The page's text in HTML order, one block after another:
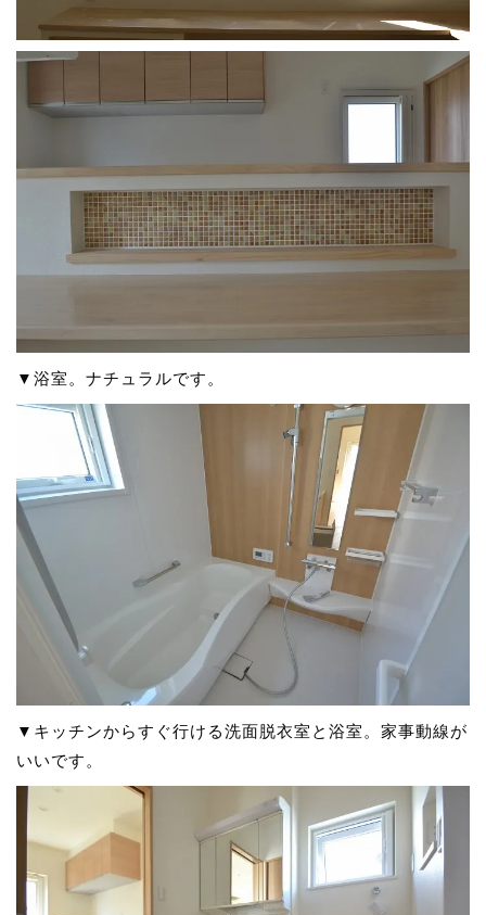
▼浴室。ナチュラルです。
▼キッチンからすぐ行ける洗面脱衣室と浴室。家事動線が
いいです。